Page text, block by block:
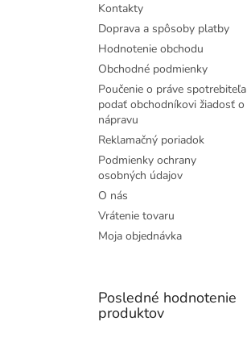
Kontakty
Doprava a spôsoby platby
Hodnotenie obchodu
Obchodné podmienky
Poučenie o práve spotrebiteľa
podať obchodníkovi žiadosť o
nápravu
Reklamačný poriadok
Podmienky ochrany
osobných údajov
O nás
Vrátenie tovaru
Moja objednávka
Posledné hodnotenie
produktov